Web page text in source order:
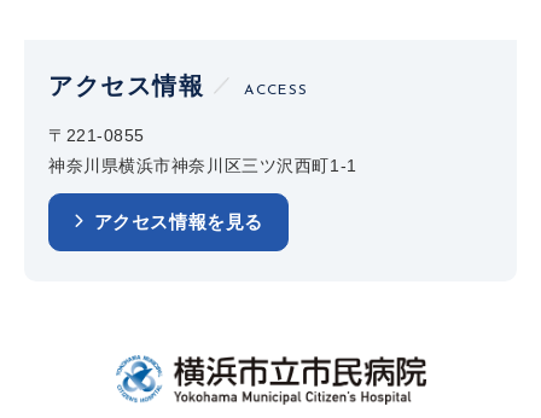
アクセス情報 ACCESS
〒221-0855
神奈川県横浜市神奈川区三ツ沢西町1-1
アクセス情報を見る